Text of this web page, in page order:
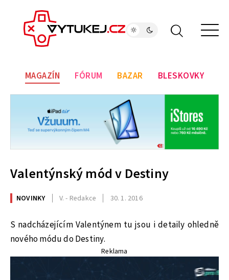
MAGAZÍN FÓRUM BAZAR BLESKOVKY
Valentýnský mód v Destiny
NOVINKY V. - Redakce 30. 1. 2016
S nadcházejícím Valentýnem tu jsou i detaily ohledně
nového módu do Destiny.
Reklama